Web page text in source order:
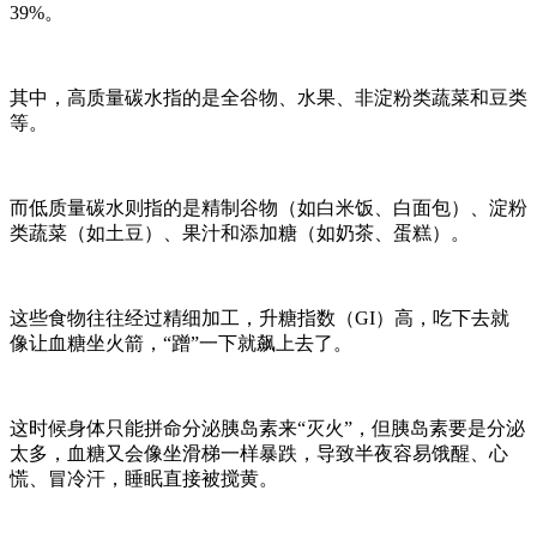
39%。
其中，高质量碳水指的是全谷物、水果、非淀粉类蔬菜和豆类
等。
而低质量碳水则指的是精制谷物（如白米饭、白面包）、淀粉
类蔬菜（如土豆）、果汁和添加糖（如奶茶、蛋糕）。
这些食物往往经过精细加工，升糖指数（GI）高，吃下去就
像让血糖坐火箭，“蹭”一下就飙上去了。
这时候身体只能拼命分泌胰岛素来“灭火”，但胰岛素要是分泌
太多，血糖又会像坐滑梯一样暴跌，导致半夜容易饿醒、心
慌、冒冷汗，睡眠直接被搅黄。